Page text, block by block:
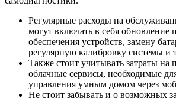
Регулярные расходы на
могут включать в себя обновление
обеспечения устройств, замену
регулярную калибровку системы и
Также стоит учитывать затраты на
облачные сервисы, необходимые
управления умным домом через
Не стоит забывать и о возможных